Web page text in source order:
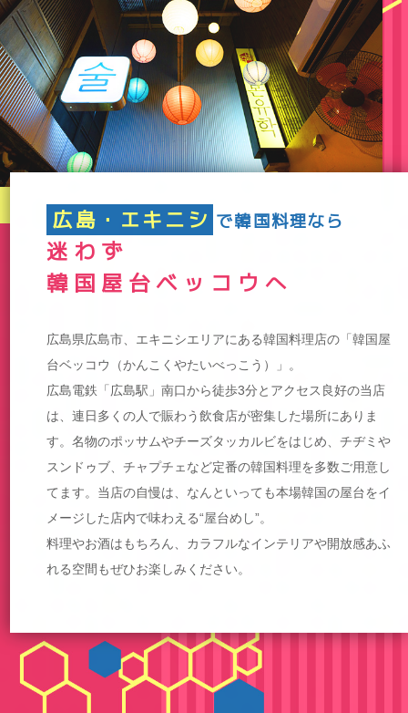
広島・エキニシ で韓国料理なら
迷わず
韓国屋台ベッコウへ
広島県広島市、エキニシエリアにある韓国料理店の「韓国屋
台ベッコウ（かんこくやたいべっこう）」。
広島電鉄「広島駅」南口から徒歩3分とアクセス良好の当店
は、連日多くの人で賑わう飲食店が密集した場所にありま
す。名物のポッサムやチーズタッカルビをはじめ、チヂミや
スンドゥブ、チャプチェなど定番の韓国料理を多数ご用意し
てます。当店の自慢は、なんといっても本場韓国の屋台をイ
メージした店内で味わえる“屋台めし”。
料理やお酒はもちろん、カラフルなインテリアや開放感あふ
れる空間もぜひお楽しみください。